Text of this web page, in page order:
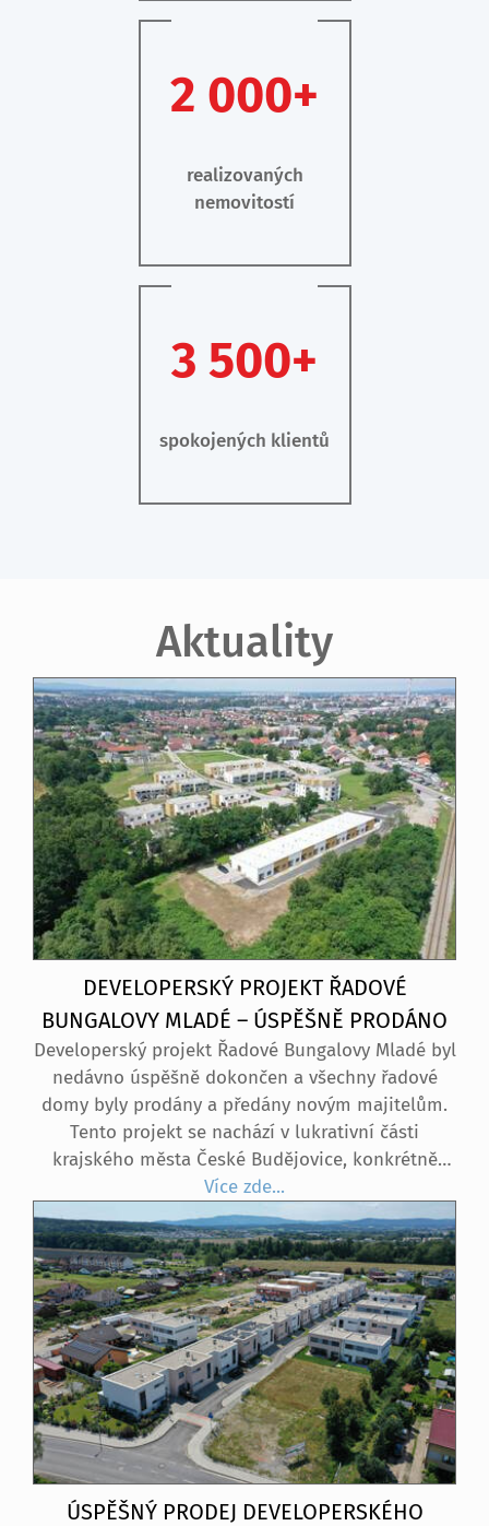
2 000+
realizovaných
nemovitostí
3 500+
spokojených klientů
Aktuality
DEVELOPERSKÝ PROJEKT ŘADOVÉ
BUNGALOVY MLADÉ – ÚSPĚŠNĚ PRODÁNO
Developerský projekt Řadové Bungalovy Mladé byl
nedávno úspěšně dokončen a všechny řadové
domy byly prodány a předány novým majitelům.
Tento projekt se nachází v lukrativní části
krajského města České Budějovice, konkrétně
v rezidenční oblasti Rezidence Mladé – bydlení
v zeleni. Tento projekt konkrétně nabízel přízemní
řadové domy o velikosti 3+kk, každý s vlastní
zahradou a venkovním parkovacím stáním.
Více zde...
ÚSPĚŠNÝ PRODEJ DEVELOPERSKÉHO